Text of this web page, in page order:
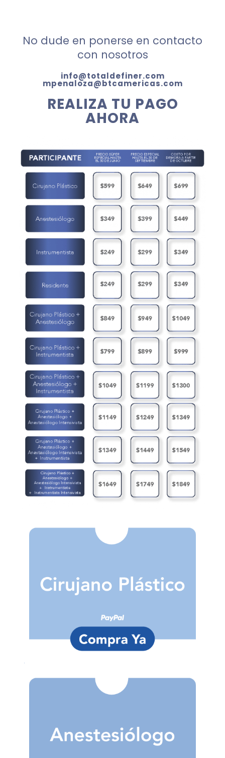
No dude en ponerse en contacto
con nosotros
info@totaldefiner.com
mpenaloza@btcamericas.com
REALIZA TU PAGO
AHORA